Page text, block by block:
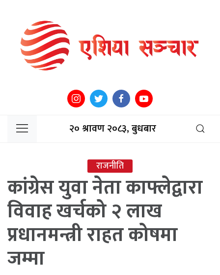
२० श्रावण २०८३, बुधबार
राजनीति
कांग्रेस युवा नेता काफ्लेद्वारा
विवाह खर्चको २ लाख
प्रधानमन्त्री राहत कोषमा
जम्मा